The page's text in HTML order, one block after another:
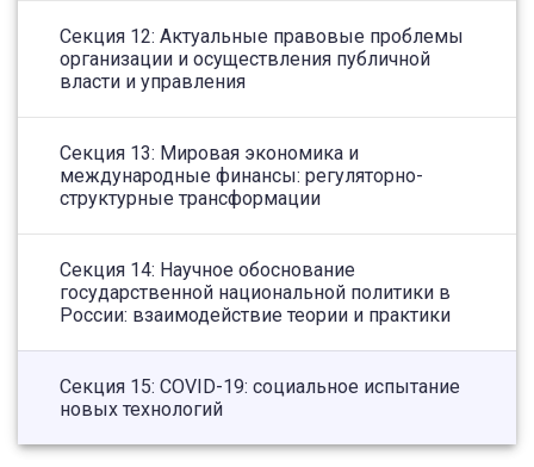
Секция 12: Актуальные правовые проблемы
организации и осуществления публичной
власти и управления
Секция 13: Мировая экономика и
международные финансы: регуляторно-
структурные трансформации
Секция 14: Научное обоснование
государственной национальной политики в
России: взаимодействие теории и практики
Секция 15: COVID-19: социальное испытание
новых технологий